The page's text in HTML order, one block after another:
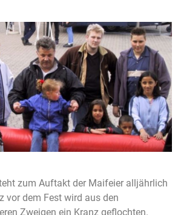
zum Auftakt der Maifeier alljährlich
vor dem Fest wird aus den
Zweigen ein Kranz geflochten.